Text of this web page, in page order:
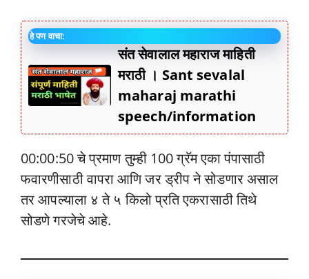
हे पण वाचा:
संत सेवालाल महाराज माहिती
मराठी । Sant sevalal
maharaj marathi
speech/information
00:00:50 चे प्रमाण तुम्ही 100 ग्रॅम एका पंपासाठी
फवारणीसाठी वापरा आणि जर ड्रीप ने सोडणार असाल
तर आपल्याला ४ ते ५ किलो प्रति एकरासाठी तिथे
सोडणे गरजेचे आहे.